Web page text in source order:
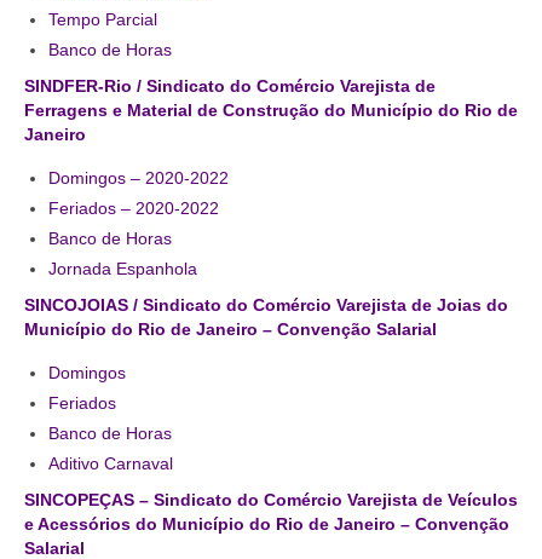
Notícias
Publicações
Editais
Links Úteis
Perguntas frequentes
EMPRESAS
Boletos
Seja um conveniado
COMUNICAÇÃO
PESQUISA 6×1
Tempo Parcial
Banco de Horas
SINDFER-Rio / Sindicato do Comércio Varejista de
Ferragens e Material de Construção do Município do Rio de
Janeiro
Domingos – 2020-2022
Feriados – 2020-2022
Banco de Horas
Jornada Espanhola
SINCOJOIAS / Sindicato do Comércio Varejista de Joias do
Município do Rio de Janeiro – Convenção Salarial
Domingos
Feriados
Banco de Horas
Aditivo Carnaval
SINCOPEÇAS – Sindicato do Comércio Varejista de Veículos
e Acessórios do Município do Rio de Janeiro – Convenção
Salarial